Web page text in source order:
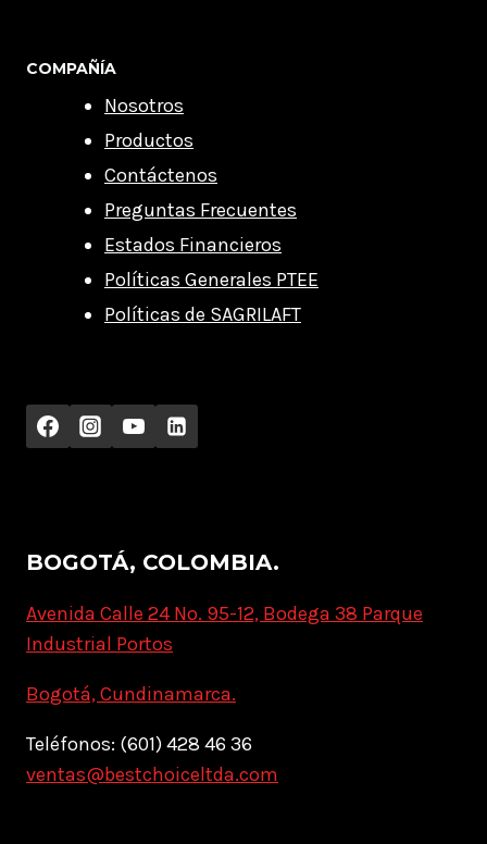
COMPAÑÍA
Nosotros
Productos
Contáctenos
Preguntas Frecuentes
Estados Financieros
Políticas Generales PTEE
Políticas de SAGRILAFT
BOGOTÁ, COLOMBIA.
Avenida Calle 24 No. 95-12, Bodega 38 Parque
Industrial Portos
Bogotá, Cundinamarca.
Teléfonos: (601) 428 46 36
ventas@bestchoiceltda.com